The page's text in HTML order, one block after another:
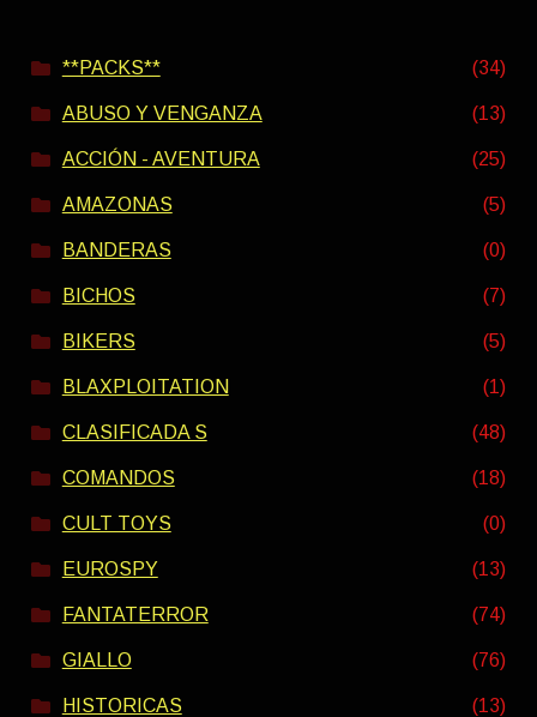
**PACKS** (34)
ABUSO Y VENGANZA (13)
ACCIÓN - AVENTURA (25)
AMAZONAS (5)
BANDERAS (0)
BICHOS (7)
BIKERS (5)
BLAXPLOITATION (1)
CLASIFICADA S (48)
COMANDOS (18)
CULT TOYS (0)
EUROSPY (13)
FANTATERROR (74)
GIALLO (76)
HISTORICAS (13)